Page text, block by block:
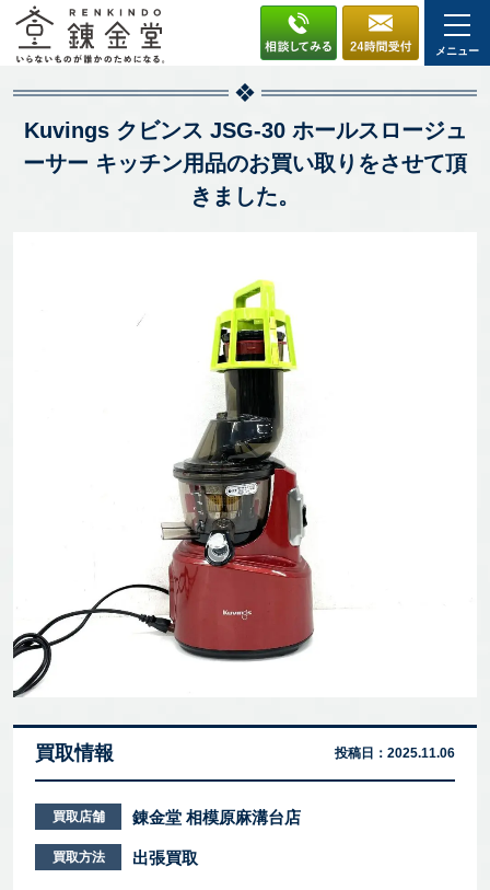
メニュー
Kuvings クビンス JSG-30 ホールスロージュ
ーサー キッチン用品のお買い取りをさせて頂
きました。
買取情報 投稿日： 2025.11.06
買取店舗 錬金堂 相模原麻溝台店
買取方法 出張買取